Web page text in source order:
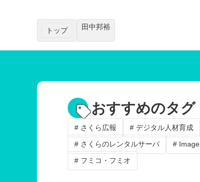
トップ 田中邦裕
おすすめのタグ
# さくら広報 # デジタル人材育成
# さくらのレンタルサーバ
#
# フミコ・フミオ